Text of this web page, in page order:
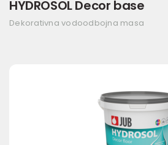
HYDROSOL Decor base
Dekorativna vodoodbojna masa